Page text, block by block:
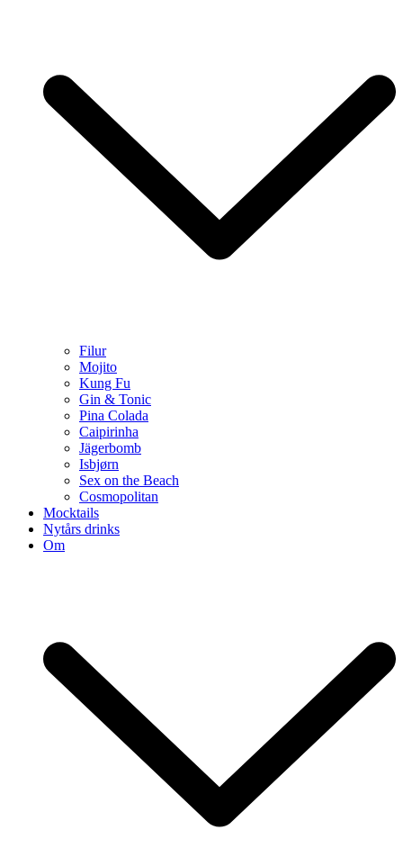
Filur
Mojito
Kung Fu
Gin & Tonic
Pina Colada
Caipirinha
Jägerbomb
Isbjørn
Sex on the Beach
Cosmopolitan
Mocktails
Nytårs drinks
Om